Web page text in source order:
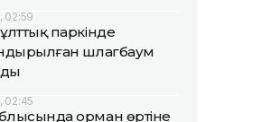
02:59
паркінде
шлагбаум
02:45
орман өртіне